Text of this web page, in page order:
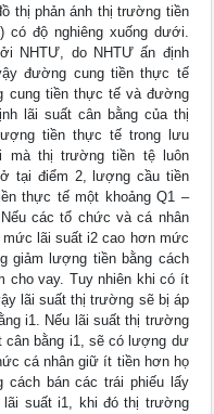
thị phản ánh thị trường tiền
độ nghiêng xuống dưới.
NHTƯ, do NHTƯ ấn định
đường cung tiền thực tế
cung tiền thực tế và đường
lãi suất cân bằng của thị
tiền thực tế trong lưu
mà thị trường tiền tệ luôn
tại điểm 2, lượng cầu tiền
thực tế một khoảng Q1 –
các tổ chức và cá nhân
lãi suất i2 cao hơn mức
giảm lượng tiền bằng cách
cho vay. Tuy nhiên khi có ít
lãi suất thị trường sẽ bị áp
i1. Nếu lãi suất thị trường
cân bằng i1, sẽ có lượng dư
cá nhân giữ ít tiền hơn họ
cách bán các trái phiếu lấy
suất i1, khi đó thị trường